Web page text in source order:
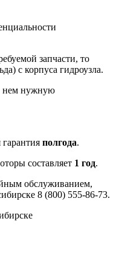
запчасти, то
с корпуса гидроузла.
нем нужную
гарантия полгода.
составляет 1 год.
обслуживанием,
8 (800) 555-86-73.